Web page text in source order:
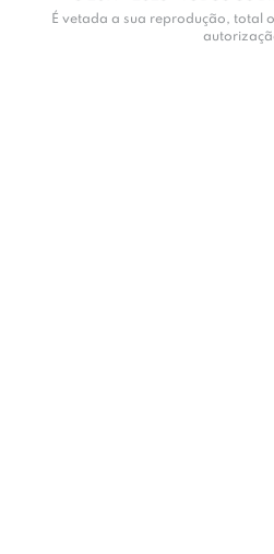
É vetada a sua reprodução, total